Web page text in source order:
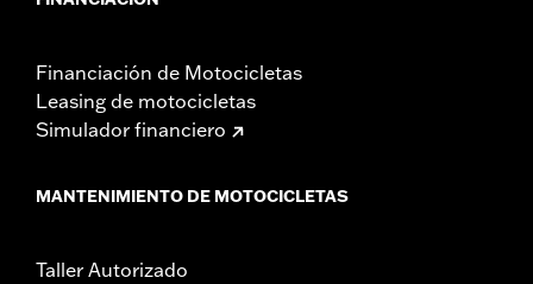
Financiación de Motocicletas
Leasing de motocicletas
Simulador financiero
MANTENIMIENTO DE MOTOCICLETAS
Taller Autorizado